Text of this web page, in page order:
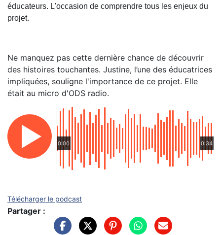
éducateurs. L'occasion de comprendre tous les enjeux du
projet.
Ne manquez pas cette dernière chance de découvrir
des histoires touchantes. Justine, l’une des éducatrices
impliquées, souligne l'importance de ce projet. Elle
était au micro d'ODS radio.
0:00 0:34
Télécharger le podcast
Partager :